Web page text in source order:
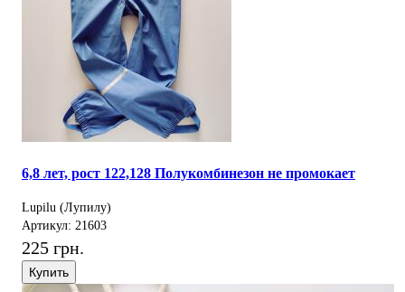
6,8 лет, рост 122,128 Полукомбинезон не промокает
Lupilu (Лупилу)
Артикул: 21603
225 грн.
Купить